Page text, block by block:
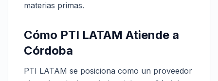
materias primas.
Cómo PTI LATAM Atiende a
Córdoba
PTI LATAM se posiciona como un proveedor